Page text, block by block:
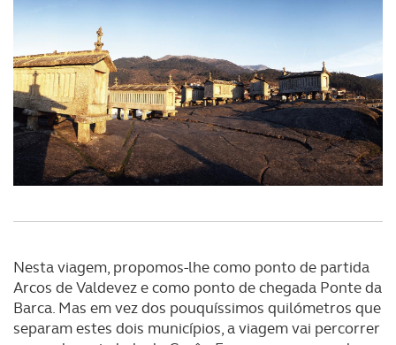
Nesta viagem, propomos-lhe como ponto de partida
Arcos de Valdevez e como ponto de chegada Ponte da
Barca. Mas em vez dos pouquíssimos quilómetros que
separam estes dois municípios, a viagem vai percorrer